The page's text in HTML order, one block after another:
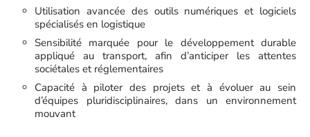
Utilisation avancée des outils numériques et logiciels
spécialisés en logistique
Sensibilité marquée pour le développement durable
appliqué au transport, afin d’anticiper les attentes
sociétales et réglementaires
Capacité à piloter des projets et à évoluer au sein
d’équipes pluridisciplinaires, dans un environnement
mouvant